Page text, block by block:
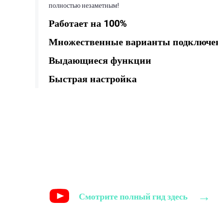
полностью незаметным!
Работает на 100%
Множественные варианты
Выдающиеся функции
Быстрая настройка
Смотрите полный гид здесь →